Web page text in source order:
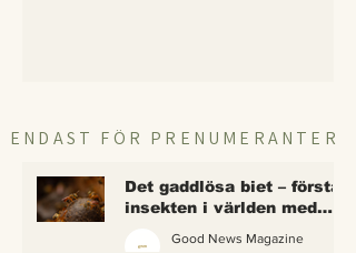
ENDAST FÖR PRENUMERANTER
Det gaddlösa biet – första
insekten i världen med
Good News Magazine